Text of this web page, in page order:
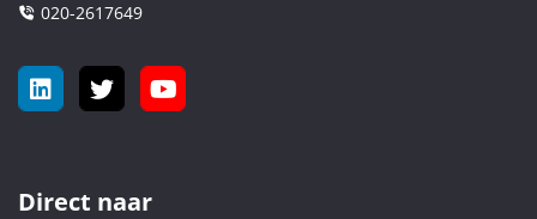
020-2617649
Direct naar